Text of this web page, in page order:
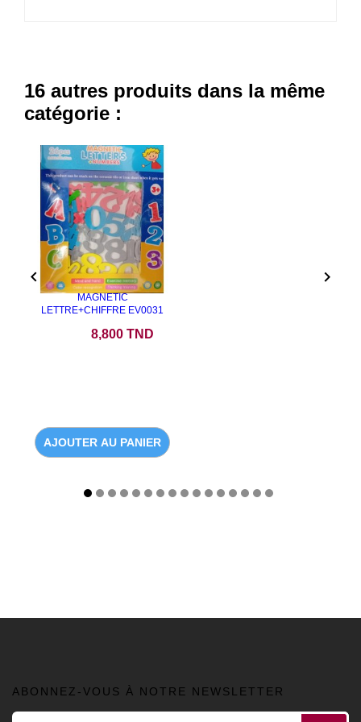
16 autres produits dans la même
catégorie :
MAGNETIC
LETTRE+CHIFFRE EV0031
8,800 TND
AJOUTER AU PANIER
 
ABONNEZ-VOUS À NOTRE NEWSLETTER